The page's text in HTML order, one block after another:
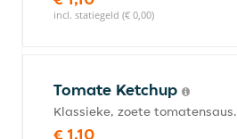
incl. statiegeld (€ 0,00)
Tomate Ketchup
Klassieke, zoete tomatensaus.
€ 1,10